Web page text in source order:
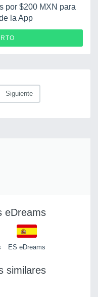
por $200 MXN para
la App
Siguiente
eDreams
ES eDreams
similares